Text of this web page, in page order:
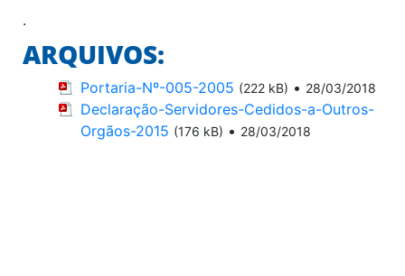
.
ARQUIVOS:
Portaria-Nº-005-2005 (222 kB) • 28/03/2018
Declaração-Servidores-Cedidos-a-Outros-
Orgãos-2015 (176 kB) • 28/03/2018